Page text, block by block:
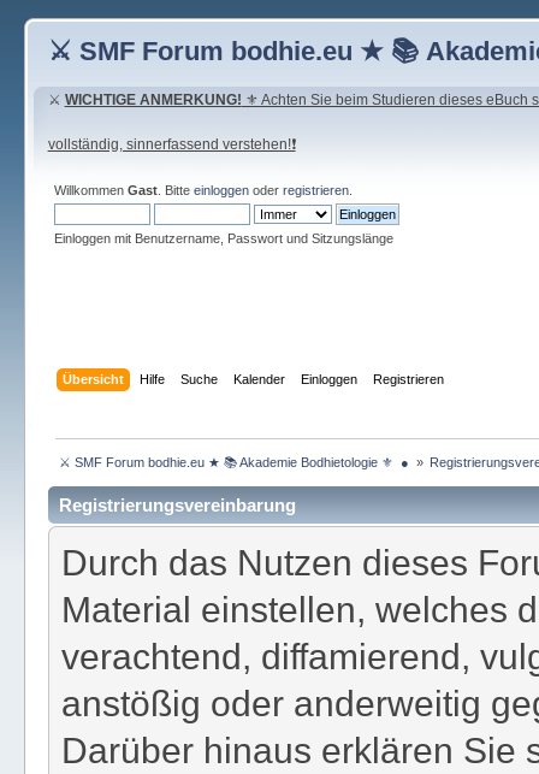
⚔ SMF Forum bodhie.eu ★ 📚
⚔ WICHTIGE ANMERKUNG! ⚜ Achten Sie beim Studieren dieses eBuch
vollständig, sinnerfassend verstehen!❗
Willkommen Gast. Bitte einloggenoder registrieren.
Einloggen mit Benutzername, Passwort und Sitzungslänge
Übersicht Hilfe Suche Kalender Einloggen Registrieren
⚔ SMF Forum bodhie.eu ★ 📚 Akademie Bodhietologie ⚜  ● »
Registrierungsvereinbarung
Durch das Nutzen dieses
Material einstellen, welches
verachtend, diffamierend,
anstößig oder anderweitig
Darüber hinaus erklären Sie